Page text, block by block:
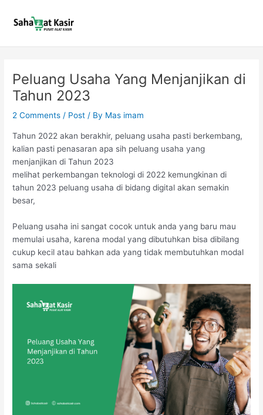
Peluang Usaha Yang Menjanjikan di
Tahun 2023
2 Comments / Post / By Mas imam
Tahun 2022 akan berakhir, peluang usaha pasti berkembang,
kalian pasti penasaran apa sih peluang usaha yang
menjanjikan di Tahun 2023
melihat perkembangan teknologi di 2022 kemungkinan di
tahun 2023 peluang usaha di bidang digital akan semakin
besar,
Peluang usaha ini sangat cocok untuk anda yang baru mau
memulai usaha, karena modal yang dibutuhkan bisa dibilang
cukup kecil atau bahkan ada yang tidak membutuhkan modal
sama sekali